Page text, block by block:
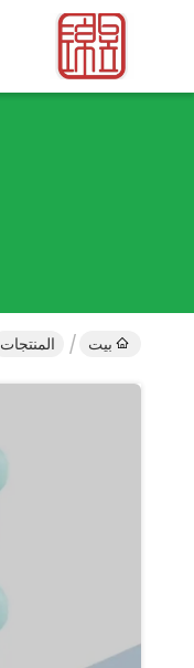
بيت المنتجات